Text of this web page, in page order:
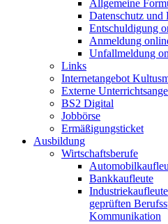
Allgemeine
Datenschutz
Entschuldigung
Anmeldung
Unfallmeldung
Links
Internetangebot
Externe
BS2 Digital
Jobbörse
Ermäßigungsticket
Ausbildung
Wirtschaftsberufe
Bankkaufleute
geprüften
Kommunikation